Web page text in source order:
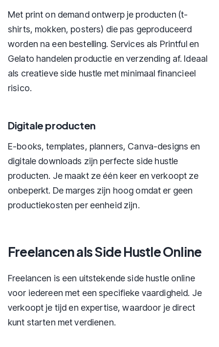
Met print on demand ontwerp je producten (t-
shirts, mokken, posters) die pas geproduceerd
worden na een bestelling. Services als Printful en
Gelato handelen productie en verzending af. Ideaal
als creatieve side hustle met minimaal financieel
risico.
Digitale producten
E-books, templates, planners, Canva-designs en
digitale downloads zijn perfecte side hustle
producten. Je maakt ze één keer en verkoopt ze
onbeperkt. De marges zijn hoog omdat er geen
productiekosten per eenheid zijn.
Freelancen als Side Hustle Online
Freelancen is een uitstekende side hustle online
voor iedereen met een specifieke vaardigheid. Je
verkoopt je tijd en expertise, waardoor je direct
kunt starten met verdienen.